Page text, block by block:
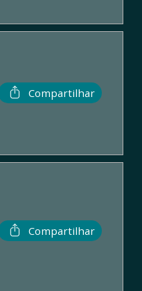
Compartilhar
Compartilhar